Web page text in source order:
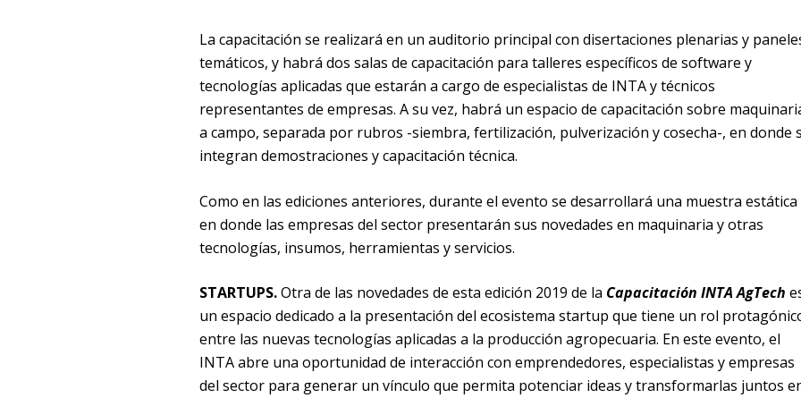
La capacitación se realizará en un auditorio principal con disertaciones plenarias y
temáticos, y habrá dos salas de capacitación para talleres específicos de software y
tecnologías aplicadas que estarán a cargo de especialistas de INTA y técnicos
representantes de empresas. A su vez, habrá un espacio de capacitación sobre
a campo, separada por rubros -siembra, fertilización, pulverización y cosecha-, en donde
integran demostraciones y capacitación técnica.
Como en las ediciones anteriores, durante el evento se desarrollará una muestra estática
en donde las empresas del sector presentarán sus novedades en maquinaria y otras
tecnologías, insumos, herramientas y servicios.
STARTUPS.Otra de las novedades de esta edición 2019 de la Capacitación INTA AgTech
un espacio dedicado a la presentación del ecosistema startup que tiene un rol
entre las nuevas tecnologías aplicadas a la producción agropecuaria. En este evento, el
INTA abre una oportunidad de interacción con emprendedores, especialistas y empresas
del sector para generar un vínculo que permita potenciar ideas y transformarlas juntos